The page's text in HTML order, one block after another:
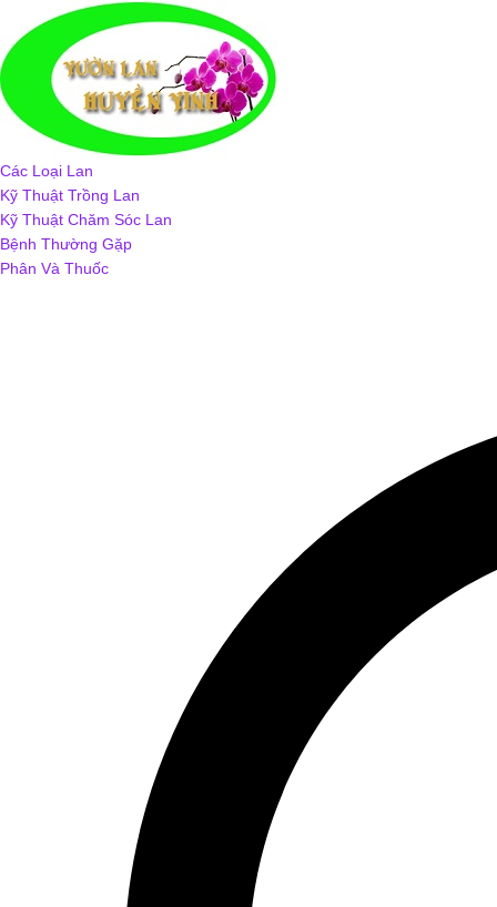
nội
dung
Các Loại Lan
Kỹ Thuật Trồng Lan
Kỹ Thuật Chăm Sóc Lan
Bệnh Thường Gặp
Phân Và Thuốc